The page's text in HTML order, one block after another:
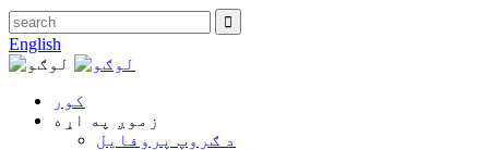
English
کور
زموږ په اړه
د ګروپ پروفایل